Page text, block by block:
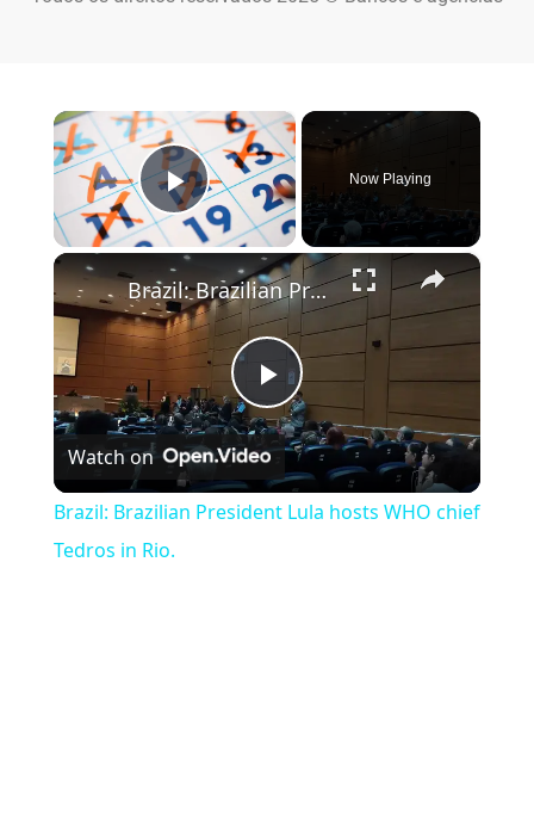
×
Play Video
Now Playing
×
Play Video
Brazil: Brazilian President Lula hosts WHO chief Tedros in Rio.
Watch on
Brazil: Brazilian President Lula hosts WHO chief
Tedros in Rio.